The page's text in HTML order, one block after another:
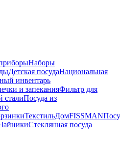
Наборы
Детская посудаНациональная
инвентарь
и запеканияФильтр для
сталиПосуда из
ТекстильДомFISSMAN
Стеклянная посуда